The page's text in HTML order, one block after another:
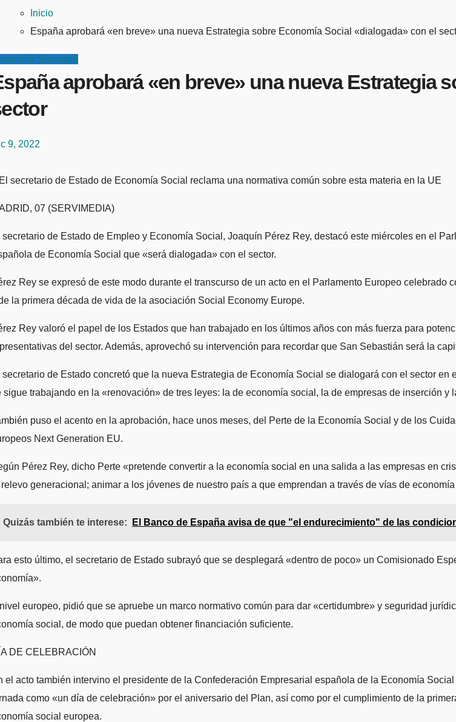
Inicio
España aprobará «en breve» una nueva Estrategia sobre Economía Social «dialogada» con el
Sociedad
aprobará «en breve» una nueva Estrategia
9, 2022
El secretario de Estado de Economía Social reclama una normativa común sobre esta materia en la UE
07 (SERVIMEDIA)
secretario de Estado de Empleo y Economía Social, Joaquín Pérez Rey, destacó este miércoles en el
de Economía Social que «será dialogada» con el sector.
Rey se expresó de este modo durante el transcurso de un acto en el Parlamento Europeo
la primera década de vida de la asociación Social Economy Europe.
Rey valoró el papel de los Estados que han trabajado en los últimos años con más fuerza para
del sector. Además, aprovechó su intervención para recordar que San Sebastián será la
secretario de Estado concretó que la nueva Estrategia de Economía Social se dialogará con el sector
sigue trabajando en la «renovación» de tres leyes: la de economía social, la de empresas de inserción y
puso el acento en la aprobación, hace unos meses, del Perte de la Economía Social y de los
Next Generation EU.
Pérez Rey, dicho Perte «pretende convertir a la economía social en una salida a las empresas en
generacional; animar a los jóvenes de nuestro país a que emprendan a través de vías de
Quizás también te interese: El Banco de España avisa de que "el endurecimiento" de las
esto último, el secretario de Estado subrayó que se desplegará «dentro de poco» un Comisionado
europeo, pidió que se apruebe un marco normativo común para dar «certidumbre» y seguridad
social, de modo que puedan obtener financiación suficiente.
DE CELEBRACIÓN
el acto también intervino el presidente de la Confederación Empresarial española de la Economía
como «un día de celebración» por el aniversario del Plan, así como por el cumplimiento de la
social europea.